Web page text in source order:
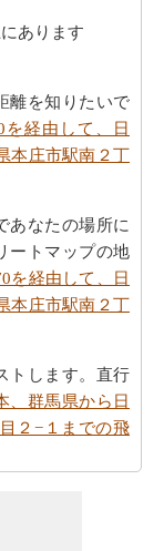
あります
離を知りたいで
を経由して、日
本庄市駅南２丁
あなたの場所に
ートマップの地
を経由して、日
本庄市駅南２丁
トします。直行
、群馬県から日
２−１までの飛